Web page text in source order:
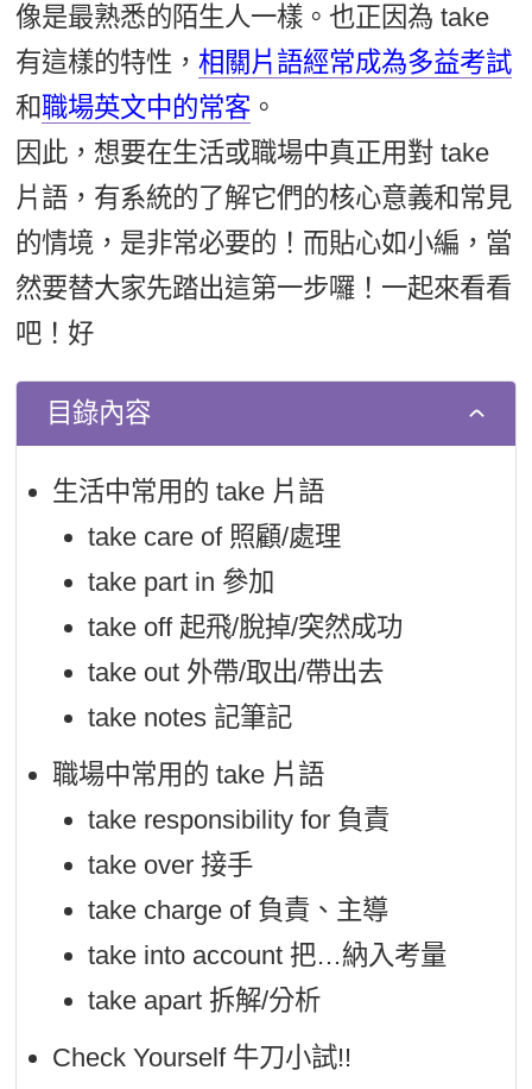
CNN聽力強化
新聞英文
像是最熟悉的陌生人一樣。也正因為 take
有這樣的特性，相關片語經常成為多益考試
和職場英文中的常客 。
因此，想要在生活或職場中真正用對 take
片語，有系統的了解它們的核心意義和常見
的情境，是非常必要的！而貼心如小編，當
然要替大家先踏出這第一步囉！一起來看看
吧！好
目錄內容
生活中常用的 take 片語
take care of 照顧/處理
take part in 參加
take off 起飛/脫掉/突然成功
take out 外帶/取出/帶出去
take notes 記筆記
職場中常用的 take 片語
take responsibility for 負責
take over 接手
take charge of 負責、主導
take into account 把…納入考量
take apart 拆解/分析
Check Yourself 牛刀小試!!